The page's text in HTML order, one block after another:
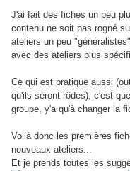
J'ai fait des fiches un peu
contenu ne soit pas rogné
ateliers un peu
avec des ateliers plus
Ce qui est pratique aussi
qu'ils seront rôdés), c'est
groupe, y'a qu'à changer la
Voilà donc les premières
nouveaux ateliers...
Et je prends toutes les